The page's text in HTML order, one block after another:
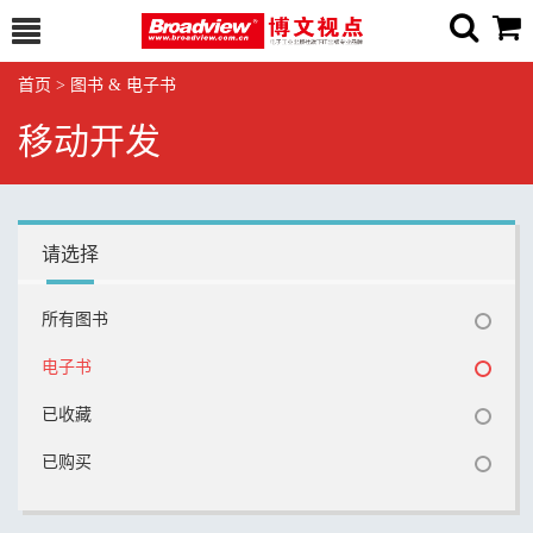
首页 > 图书 & 电子书
移动开发
请选择
所有图书
电子书
已收藏
已购买